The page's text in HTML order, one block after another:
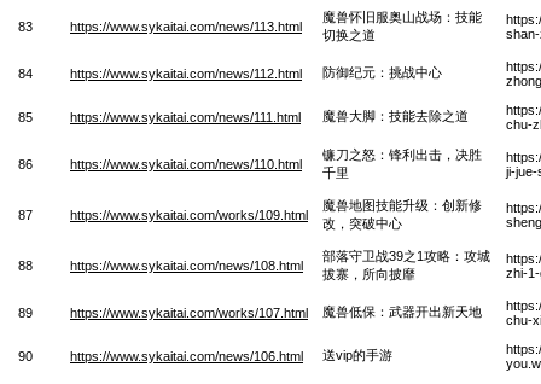
83 https://www.sykaitai.com/news/113.html
魔兽怀旧服奥山战场：技能
切换之道
84 https://www.sykaitai.com/news/112.html 防御纪元：挑战中心
85 https://www.sykaitai.com/news/111.html 魔兽大脚：技能去除之道
chu-
86 https://www.sykaitai.com/news/110.html
镰刀之怒：锋利出击，决胜
千里
ji-jue-
87 https://www.sykaitai.com/works/109.html
魔兽地图技能升级：创新修
改，突破中心
88 https://www.sykaitai.com/news/108.html
部落守卫战39之1攻略：攻城
拔寨，所向披靡
zhi-
89 https://www.sykaitai.com/works/107.html 魔兽低保：武器开出新天地
chu-
90 https://www.sykaitai.com/news/106.html 送vip的手游